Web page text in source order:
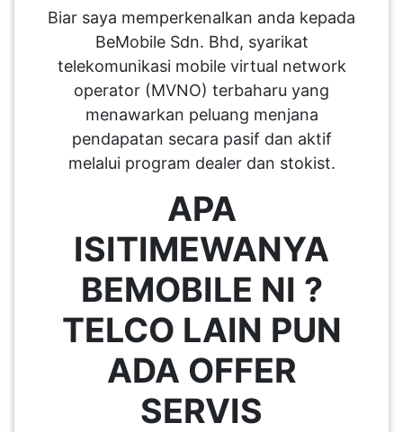
Biar saya memperkenalkan anda kepada
BeMobile Sdn. Bhd, syarikat
telekomunikasi mobile virtual network
operator (MVNO) terbaharu yang
menawarkan peluang menjana
pendapatan secara pasif dan aktif
melalui program dealer dan stokist.
APA
ISITIMEWANYA
BEMOBILE NI ?
TELCO LAIN PUN
ADA OFFER
SERVIS